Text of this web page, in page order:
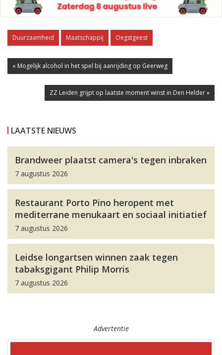
Duurzaamheid Maatschappij Oegstgeest
« Mogelijk alcohol in het spel bij aanrijding op Geerweg
ZZ Leiden grijpt op laatste moment winst in Den Helder »
LAATSTE NIEUWS
Brandweer plaatst camera's tegen inbraken
7 augustus 2026
Restaurant Porto Pino heropent met
mediterrane menukaart en sociaal initiatief
7 augustus 2026
Leidse longartsen winnen zaak tegen
tabaksgigant Philip Morris
7 augustus 2026
Advertentie